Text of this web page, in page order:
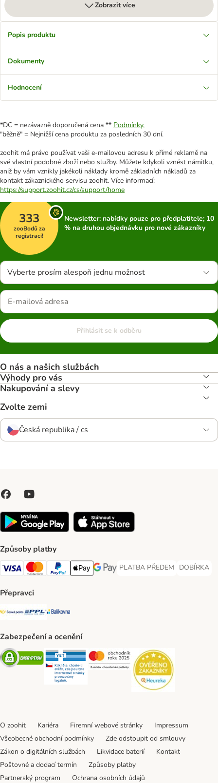
Zobrazit více
Popis produktu
Dokumenty
Hodnocení
*DC = nezávazně doporučená cena ** Podmínky.
"běžně" = Nejnižší cena produktu za posledních 30 dní.
zoohit má právo používat vaši e-mailovou adresu k přímé reklamě na
své vlastní podobné zboží nebo služby. Můžete kdykoli vznést námitku,
aniž by vám vznikly jakékoli náklady kromě základních nákladů za
kontakt zákaznického servisu zoohit. Více informací:
https://support.zoohit.cz/cs/support/home
333
zooBodů za
registraci!
Newsletter: nabídky pouze pro předplatitele; 10
% na druhou objednávku pro nové zákazníky
Vyberte prosím alespoň jednu možnost
Přihlásit se k odběru
O nás a našich službách
Výhody pro vás
Nakupování a slevy
Zvolte zemi
Česká republika / cs
Způsoby platby
Visa Payment Method
Mastercard Payment Method
PayPal Payment Method
Apple pay Payment Method
GooglePay Payment Method
PLATBA PŘEDEM
PLATBA PŘEDEM Payment
DOBÍRKA
DOBÍRKA
Přepravci
Česká pošta Shipping Method
PPL Shipping Method
Balíkovna Shipping Method
Zabezpečení a ocenění
Security Security Security
O zoohit Kariéra Firemní webové stránky
Impressum
Všeobecné obchodní podmínky
Zde odstoupit od smlouvy
Zákon o digitálních službách
Likvidace baterií
Kontakt
Poštovné a dodací termín
Způsoby platby
Partnerský program
Ochrana osobních údajů